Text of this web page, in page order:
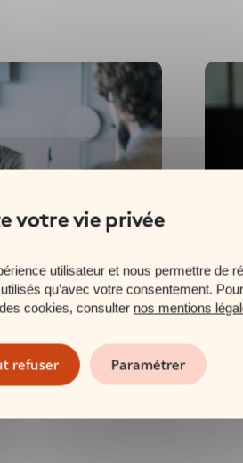
épargne à des
utilisateur et nous permettre de
qu’avec votre consentement.
cookies, consulter nos mentions
refuser Paramétrer